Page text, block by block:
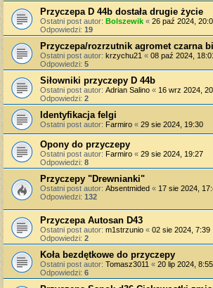
Przyczepa D 44b dostała drugie życie
Ostatni post autor: Bolszewik « 26 paź 2024,
Odpowiedzi: 19
Przyczepa/rozrzutnik agromet czarna
Ostatni post autor: krzychu21 « 08 paź 2024,
Odpowiedzi: 5
Siłowniki przyczepy D 44b
Ostatni post autor: Adrian Salino « 16 wrz 2024,
Odpowiedzi: 2
Identyfikacja felgi
Ostatni post autor: Farmiro « 29 sie 2024, 19:30
Opony do przyczepy
Ostatni post autor: Farmiro « 29 sie 2024, 19:27
Odpowiedzi: 8
Przyczepy "Drewnianki"
Ostatni post autor: Absentmided « 17 sie 2024,
Odpowiedzi: 132
Przyczepa Autosan D43
Ostatni post autor: m1strzunio « 02 sie 2024, 7:39
Odpowiedzi: 2
Koła bezdętkowe do przyczepy
Ostatni post autor: Tomasz3011 « 20 lip 2024, 8:55
Odpowiedzi: 6